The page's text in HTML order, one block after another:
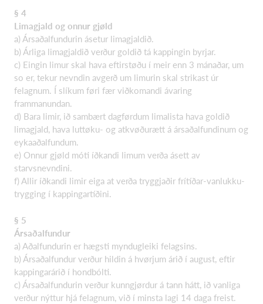
§ 4
Limagjald og onnur gjøld
a) Ársaðalfundurin ásetur limagjaldið.
b) Árliga limagjaldið verður goldið tá kappingin byrjar.
c) Eingin limur skal hava eftirstøðu í meir enn 3 mánaðar, um
so er, tekur nevndin avgerð um limurin skal strikast úr
felagnum. Í slíkum føri fær viðkomandi ávaring
frammanundan.
d) Bara limir, ið sambært dagførdum limalista hava goldið
limagjald, hava luttøku- og atkvøðurætt á ársaðalfundinum og
eykaaðalfundum.
e) Onnur gjøld móti íðkandi limum verða ásett av
starvsnevndini.
f) Allir íðkandi limir eiga at verða tryggjaðir frítíðar-vanlukku-
trygging í kappingartíðini.
§ 5
Ársaðalfundur
a) Aðalfundurin er hægsti myndugleiki felagsins.
b) Ársaðalfundur verður hildin á hvørjum árið í august, eftir
kappingarárið í hondbólti.
c) Ársaðalfundurin verður kunngjørdur á tann hátt, ið vanliga
verður nýttur hjá felagnum, við í minsta lagi 14 daga freist.